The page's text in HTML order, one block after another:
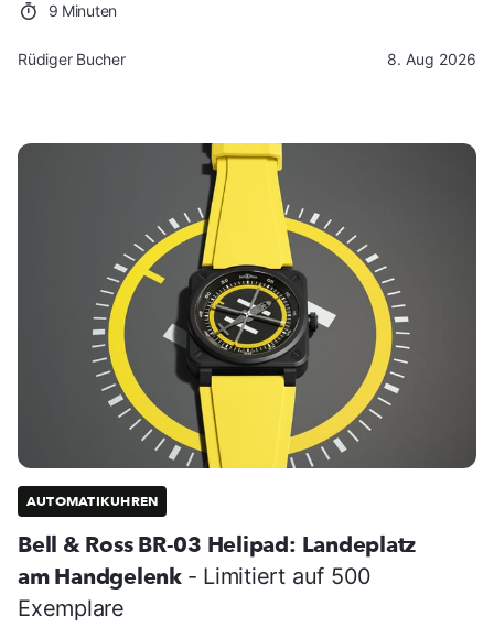
9 Minuten
Rüdiger Bucher 8. Aug 2026
AUTOMATIKUHREN
Bell & Ross BR-03 Helipad: Landeplatz
am Handgelenk - Limitiert auf 500
Exemplare